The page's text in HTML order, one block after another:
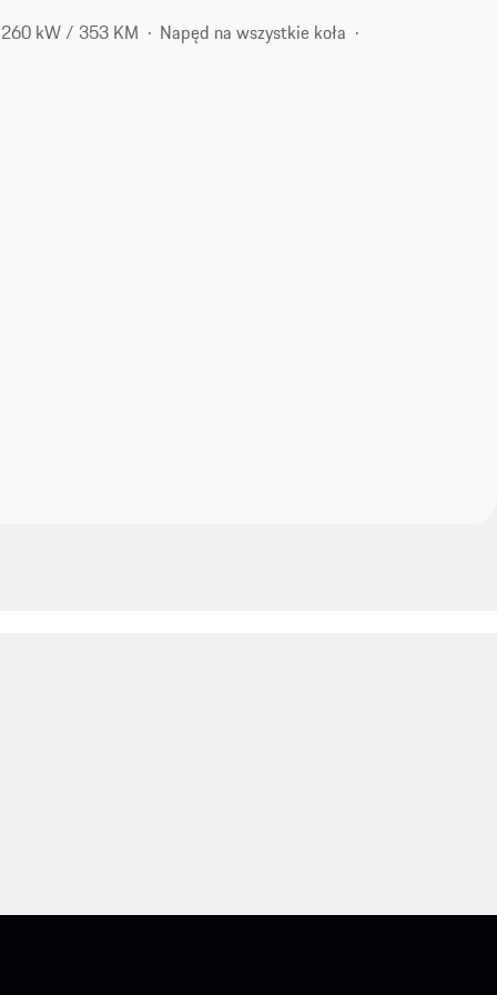
260 kW / 353 KM
Napęd na wszystkie koła